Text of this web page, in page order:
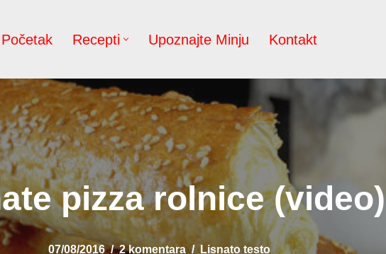
Početak Recepti Upoznajte Minju Kontakt
pizza rolnice (video)
07/08/2016 2 komentara Lisnato testo